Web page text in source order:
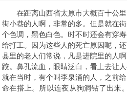
在距离山西省太原市大概百十公
街小巷的人啊，非常的多。但是就在
个色调，黑色白色。时不时还会有穿
给打工。因为这些人的死亡原因呢，
县里的老人们常说，凡是进院里的人
跤。鼻孔流血，眼睛泛白，看上去让
就在当时，有个叫李泉涌的人，之前
命在搭上。所以连夜从狗洞钻了出来